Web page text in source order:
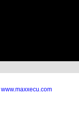
www.maxxecu.com